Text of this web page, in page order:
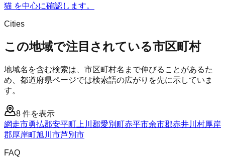
猫 を中心に確認します。
Cities
この地域で注目されている市区町村
地域名を含む検索は、市区町村名まで伸びることがあるた
め、都道府県ページでは検索語の広がりを先に示していま
す。
8 件を表示
網走市勇払郡安平町 上川郡愛別町赤平市余市郡赤井川村厚岸
郡厚岸町旭川市芦別市
FAQ